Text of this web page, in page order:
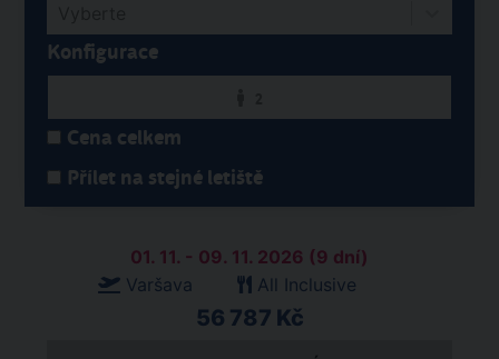
Konfigurace
Cena celkem
Přílet na stejné letiště
01. 11. - 09. 11. 2026 (9 dní)
Varšava
All Inclusive
56 787 Kč